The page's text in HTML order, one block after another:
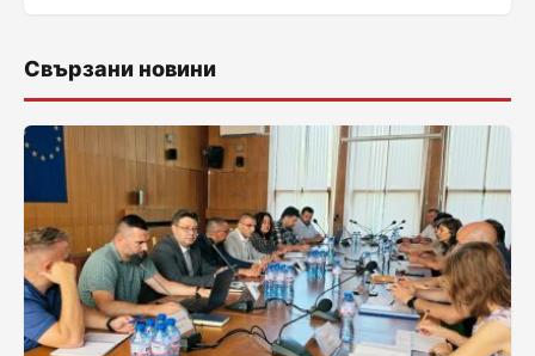
Свързани новини